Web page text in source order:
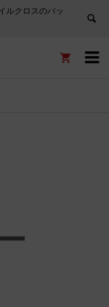
ルクロスのバッ

